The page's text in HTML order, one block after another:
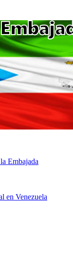
Embajada
en Venezuela